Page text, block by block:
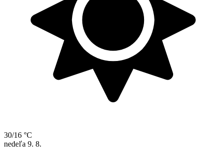
30/16 °C
nedeľa 9. 8.